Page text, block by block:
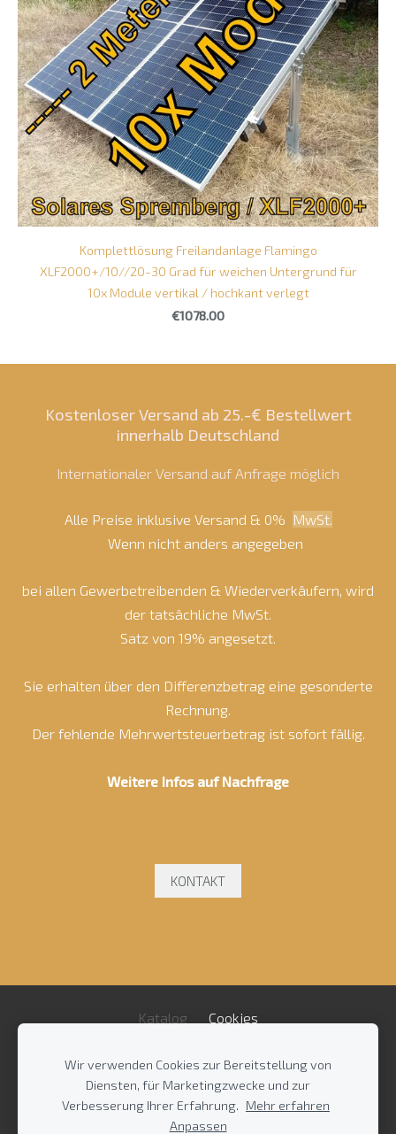
Kostenloser Versand ab 25.-€ Bestellwert
innerhalb Deutschland
Internationaler Versand auf Anfrage möglich
Alle Preise inklusive Versand & 0% MwSt.
Wenn nicht anders angegeben
bei allen Gewerbetreibenden & Wiederverkäufern, wird
der tatsächliche MwSt.
Satz von 19% angesetzt.
Sie erhalten über den Differenzbetrag eine gesonderte
Rechnung.
Der fehlende Mehrwertsteuerbetrag ist sofort fällig.
Weitere Infos auf Nachfrage
KONTAKT
Komplettlösung Freilandanlage Flamingo
XLF2000+/10//20-30 Grad für weichen Untergrund für
10x Module vertikal / hochkant verlegt
€1078.00
Katalog Cookies
Impressum/ AGB/
Datenschutzrichtlinie/Kontakt
Wir verwenden Cookies zur Bereitstellung von
Diensten, für Marketingzwecke und zur
Verbesserung Ihrer Erfahrung. Mehr erfahren
Anpassen